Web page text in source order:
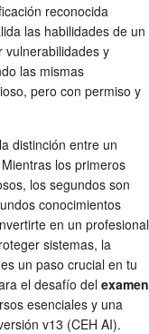
reconocida
las habilidades de un
vulnerabilidades y
las mismas
pero con permiso y
distinción entre un
los primeros
los segundos son
conocimientos
en un profesional
sistemas, la
un paso crucial en tu
el desafío del examen
esenciales y una
v13 (CEH AI).